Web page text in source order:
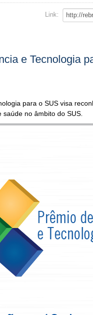
Link:
e Tecnologia
para o SUS visa
no âmbito do SUS.